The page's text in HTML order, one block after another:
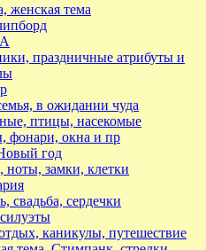
женская тема
праздничные атрибуты и
в ожидании чуда
птицы, насекомые
фонари, окна и пр
год
замки, клетки
свадьба, сердечки
каникулы, путешествие